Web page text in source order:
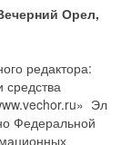
Орел,
редактора:
средства
Эл
Федеральной